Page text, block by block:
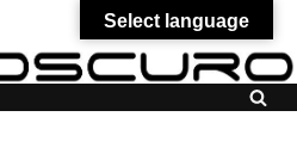
Select language